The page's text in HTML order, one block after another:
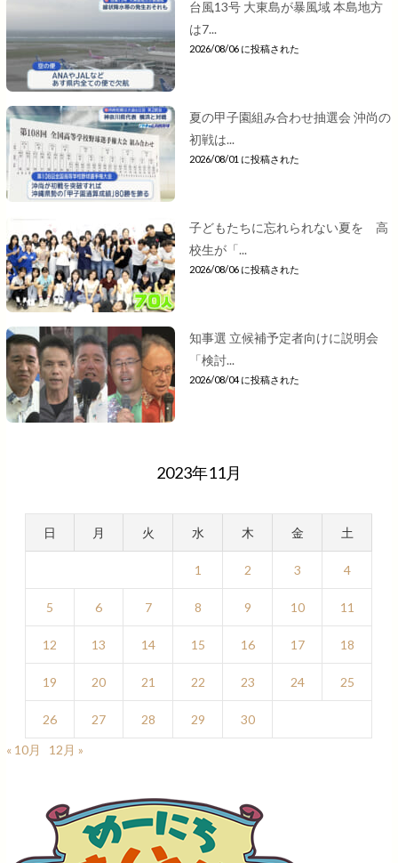
台風13号 大東島が暴風域 本島地方
は7...
2026/08/06 に投稿された
夏の甲子園組み合わせ抽選会 沖尚の
初戦は...
2026/08/01 に投稿された
子どもたちに忘れられない夏を 高
校生が「...
2026/08/06 に投稿された
知事選 立候補予定者向けに説明会
「検討...
2026/08/04 に投稿された
2023年11月
日 月 火 水 木 金 土
1 2 3 4
5 6 7 8 9 10 11
12 13 14 15 16 17 18
19 20 21 22 23 24 25
26 27 28 29
30
« 10月
12月 »